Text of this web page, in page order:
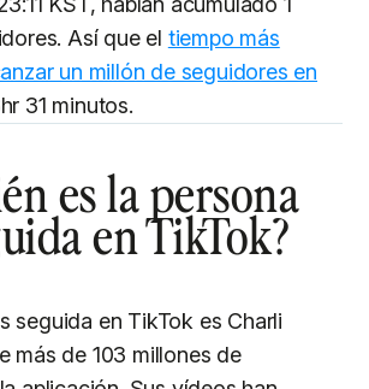
Así que el tiempo más
un millón de seguidores en
31 minutos.
es la persona
en TikTok?
seguida en TikTok es Charli
más de 103 millones de